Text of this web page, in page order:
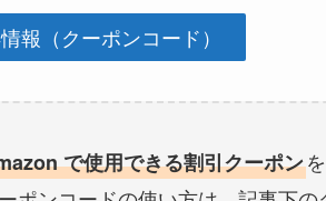
報（クーポンコード）
で使用できる割引クーポン